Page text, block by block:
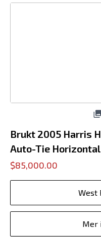
Brukt 2005 Harris
Auto-Tie
$85,000.00
West
Mer